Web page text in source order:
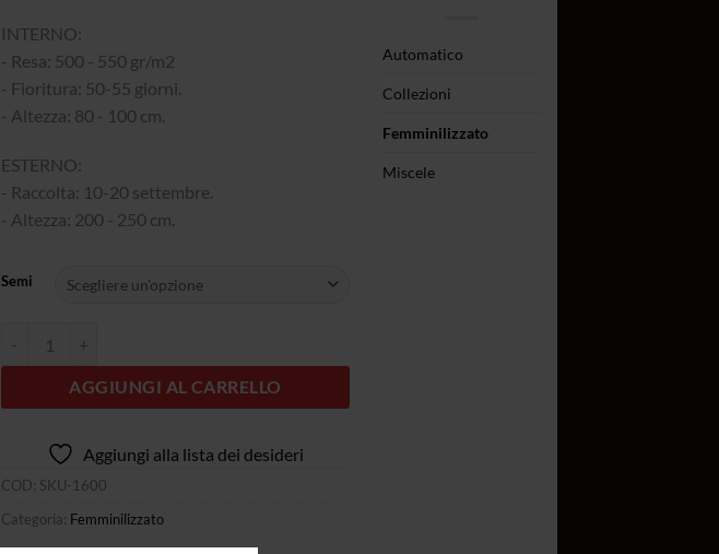
INTERNO:
- Resa: 500 - 550 gr/m2
- Fioritura: 50-55 giorni.
- Altezza: 80 - 100 cm.
ESTERNO:
- Raccolta: 10-20 settembre.
- Altezza: 200 - 250 cm.
Semi
AGGIUNGI AL CARRELLO
Aggiungi alla lista dei desideri
COD: SKU-1600
Categoria: Femminilizzato
Automatico
Collezioni
Femminilizzato
Miscele